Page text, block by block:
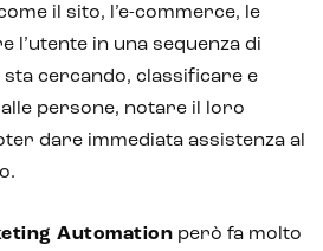
il sito, l’e-commerce, le
l’utente in una sequenza di
cercando, classificare e
persone, notare il loro
dare immediata assistenza al
Automation però fa molto